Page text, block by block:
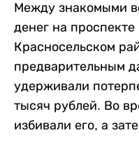
Между знакомыми
денег на проспекте
Красносельском
предварительным
удерживали
тысяч рублей. Во
избивали его, а